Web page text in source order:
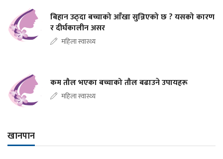
बिहान उठ्दा बच्चाको आँखा सुन्निएको छ ? यसको कारण
र दीर्घकालीन असर
महिला स्वास्थ्य
कम तौल भएका बच्चाको तौल बढाउने उपायहरू
महिला स्वास्थ्य
खानपान